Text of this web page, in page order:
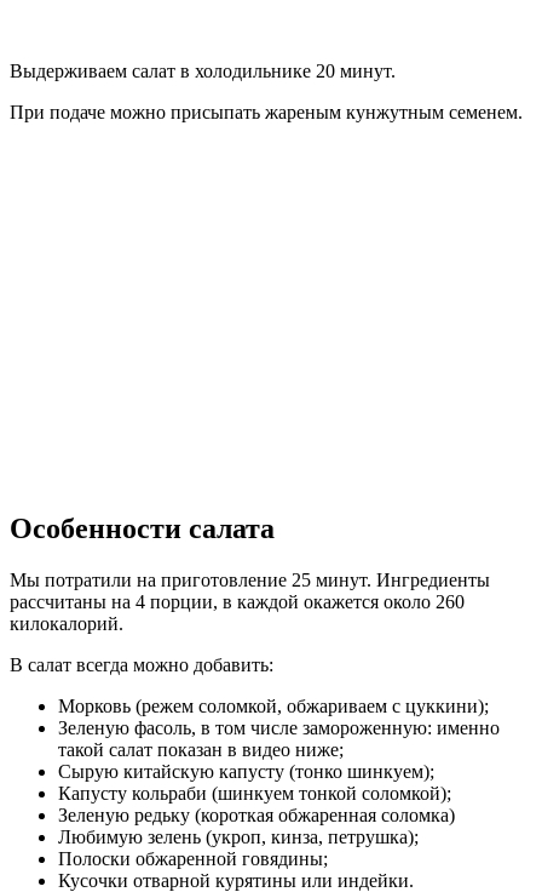
Выдерживаем салат в холодильнике 20 минут.
При подаче можно присыпать жареным кунжутным семенем.
Особенности салата
Мы потратили на приготовление 25 минут. Ингредиенты
рассчитаны на 4 порции, в каждой окажется около 260
килокалорий.
В салат всегда можно добавить:
Морковь (режем соломкой, обжариваем с цуккини);
Зеленую фасоль, в том числе замороженную: именно
такой салат показан в видео ниже;
Сырую китайскую капусту (тонко шинкуем);
Капусту кольраби (шинкуем тонкой соломкой);
Зеленую редьку (короткая обжаренная соломка)
Любимую зелень (укроп, кинза, петрушка);
Полоски обжаренной говядины;
Кусочки отварной курятины или индейки.